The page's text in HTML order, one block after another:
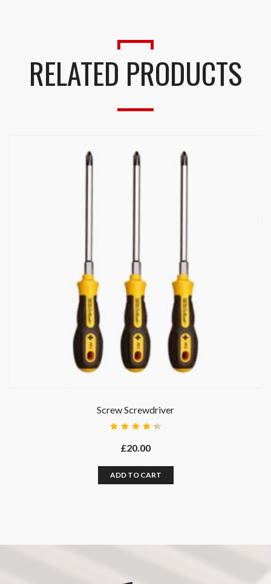
CONTINUAR
RELATED PRODUCTS
Screw Screwdriver
4.50
out of
£20.00
ADD TO CART